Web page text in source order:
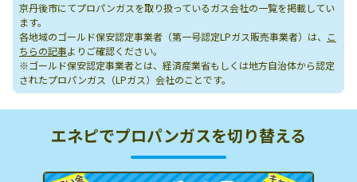
京丹後市にてプロパンガスを取り扱っているガス会社の一覧を掲載してい
ます。
各地域のゴールド保安認定事業者（第一号認定LPガス販売事業者）は、
こ
ちらの記事よりご確認ください。
※ゴールド保安認定事業者とは、経済産業省もしくは地方自治体から認定
されたプロパンガス（LPガス）会社のことです。
エネピでプロパンガスを切り替える